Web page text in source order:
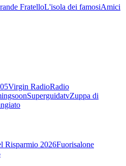
FratelloL'isola dei famosiAmici
Virgin RadioRadio
SuperguidatvZuppa di
Risparmio 2026Fuorisalone